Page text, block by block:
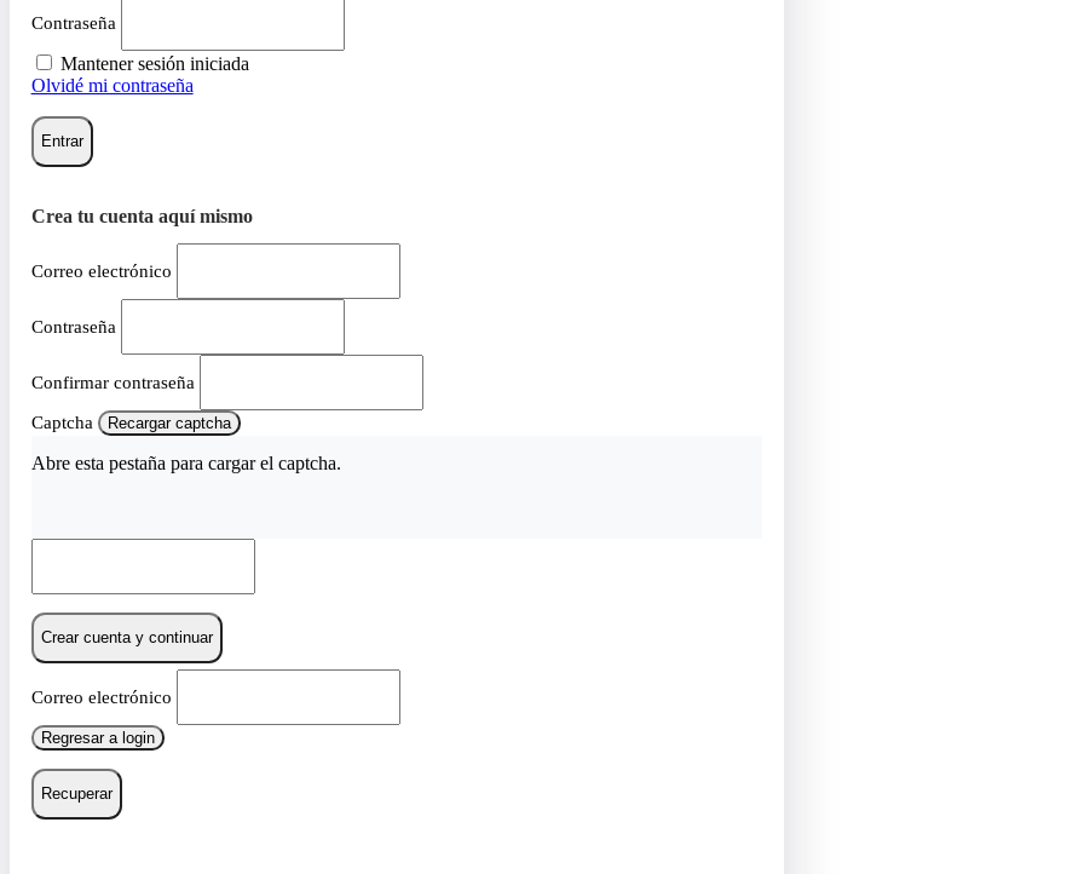
Contraseña
Mantener sesión iniciada
Olvidé mi contraseña
Entrar
Crea tu cuenta aquí mismo
Correo electrónico
Contraseña
Confirmar contraseña
Captcha Recargar captcha
Abre esta pestaña para cargar el captcha.
Crear cuenta y continuar
Correo electrónico
Regresar a login
Recuperar